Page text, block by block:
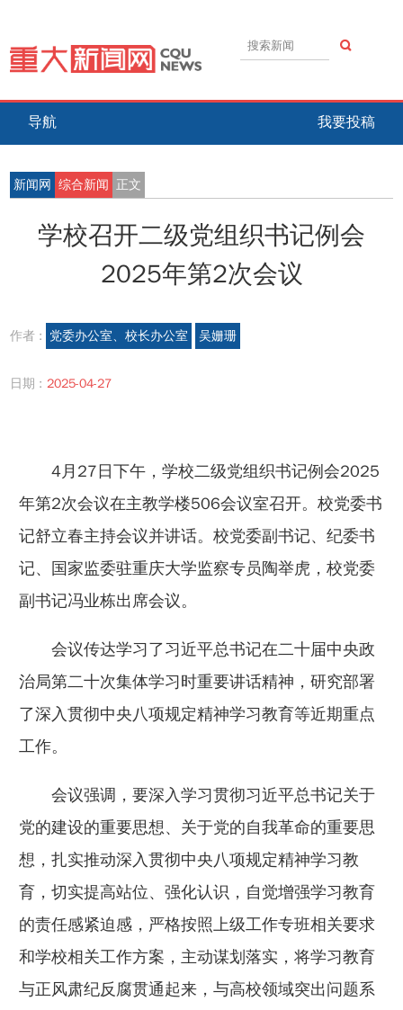
导航 我要投稿
新闻网 综合新闻 正文
学校召开二级党组织书记例会
2025年第2次会议
作者 : 党委办公室、校长办公室 吴姗珊
日期 : 2025-04-27
4月27日下午，学校二级党组织书记例会2025
年第2次会议在主教学楼506会议室召开。校党委书
记舒立春主持会议并讲话。校党委副书记、纪委书
记、国家监委驻重庆大学监察专员陶举虎，校党委
副书记冯业栋出席会议。
会议传达学习了习近平总书记在二十届中央政
治局第二十次集体学习时重要讲话精神，研究部署
了深入贯彻中央八项规定精神学习教育等近期重点
工作。
会议强调，要深入学习贯彻习近平总书记关于
党的建设的重要思想、关于党的自我革命的重要思
想，扎实推动深入贯彻中央八项规定精神学习教
育，切实提高站位、强化认识，自觉增强学习教育
的责任感紧迫感，严格按照上级工作专班相关要求
和学校相关工作方案，主动谋划落实，将学习教育
与正风肃纪反腐贯通起来，与高校领域突出问题系